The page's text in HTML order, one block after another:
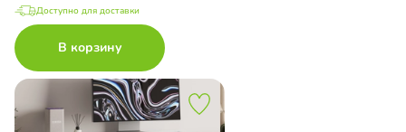
Доступно для доставки
В корзину